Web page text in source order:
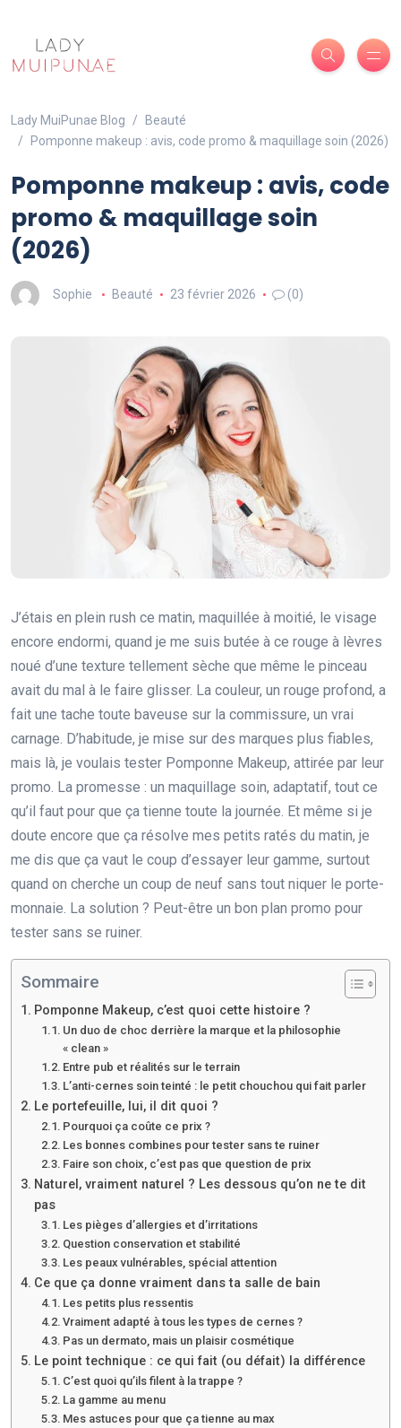
Lady MuiPunae Blog
Beauté
Pomponne makeup : avis, code promo & maquillage soin (2026)
Pomponne makeup : avis, code
promo & maquillage soin
(2026)
Sophie Beauté 23 février 2026 (0)
J’étais en plein rush ce matin, maquillée à moitié, le visage
encore endormi, quand je me suis butée à ce rouge à lèvres
noué d’une texture tellement sèche que même le pinceau
avait du mal à le faire glisser. La couleur, un rouge profond, a
fait une tache toute baveuse sur la commissure, un vrai
carnage. D’habitude, je mise sur des marques plus fiables,
mais là, je voulais tester Pomponne Makeup, attirée par leur
promo. La promesse : un maquillage soin, adaptatif, tout ce
qu’il faut pour que ça tienne toute la journée. Et même si je
doute encore que ça résolve mes petits ratés du matin, je
me dis que ça vaut le coup d’essayer leur gamme, surtout
quand on cherche un coup de neuf sans tout niquer le porte-
monnaie. La solution ? Peut-être un bon plan promo pour
tester sans se ruiner.
Sommaire
Pomponne Makeup, c’est quoi cette histoire ?
Un duo de choc derrière la marque et la philosophie
« clean »
Entre pub et réalités sur le terrain
L’anti-cernes soin teinté : le petit chouchou qui fait parler
Le portefeuille, lui, il dit quoi ?
Pourquoi ça coûte ce prix ?
Les bonnes combines pour tester sans te ruiner
Faire son choix, c’est pas que question de prix
Naturel, vraiment naturel ? Les dessous qu’on ne te dit
pas
Les pièges d’allergies et d’irritations
Question conservation et stabilité
Les peaux vulnérables, spécial attention
Ce que ça donne vraiment dans ta salle de bain
Les petits plus ressentis
Vraiment adapté à tous les types de cernes ?
Pas un dermato, mais un plaisir cosmétique
Le point technique : ce qui fait (ou défait) la différence
C’est quoi qu’ils filent à la trappe ?
La gamme au menu
Mes astuces pour que ça tienne au max